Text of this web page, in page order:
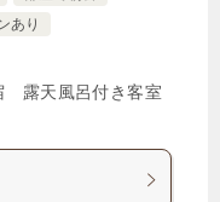
あり
露天風呂付き客室